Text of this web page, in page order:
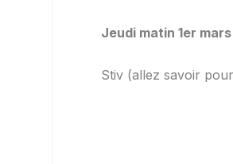
Jeudi matin 1er mars
Stiv (allez savoir